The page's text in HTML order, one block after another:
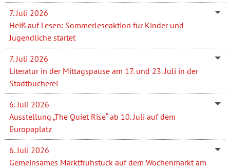
7. Juli 2026
Heiß auf Lesen: Sommerleseaktion für Kinder und
Jugendliche startet
7. Juli 2026
Literatur in der Mittagspause am 17. und 23. Juli in der
Stadtbücherei
6. Juli 2026
Ausstellung „The Quiet Rise“ ab 10. Juli auf dem
Europaplatz
6. Juli 2026
Gemeinsames Marktfrühstück auf dem Wochenmarkt am